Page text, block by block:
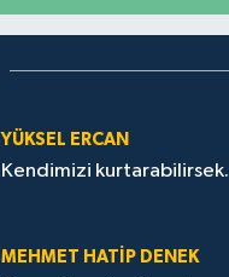
YÜKSEL ERCAN
Kendimizi kurtarabilirsek.
MEHMET HATİP DENEK